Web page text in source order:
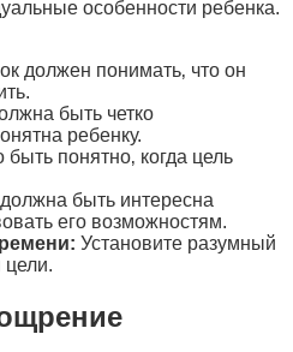
особенности ребенка.
должен понимать‚ что он
быть четко
ребенку.
понятно‚ когда цель
быть интересна
его возможностям.
Установите разумный
цели.